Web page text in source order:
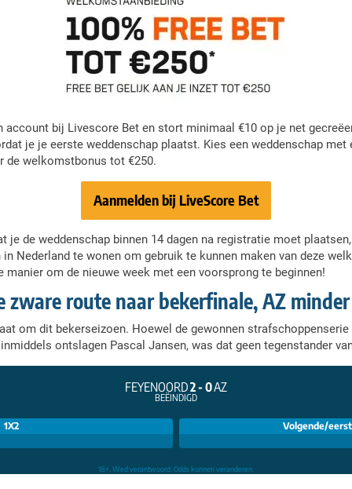
account bij Livescore Bet en stort minimaal €10 op je net
je je eerste weddenschap plaatst. Kies een weddenschap met
de welkomstbonus tot €250.
Aanmelden bij LiveScore Bet
je de weddenschap binnen 14 dagen na registratie moet
Nederland te wonen om gebruik te kunnen maken van deze
manier om de nieuwe week met een voorsprong te beginnen!
zware route naar bekerfinale, AZ minder
om dit bekerseizoen. Hoewel de gewonnen
ontslagen Pascal Jansen, was dat geen tegenstander